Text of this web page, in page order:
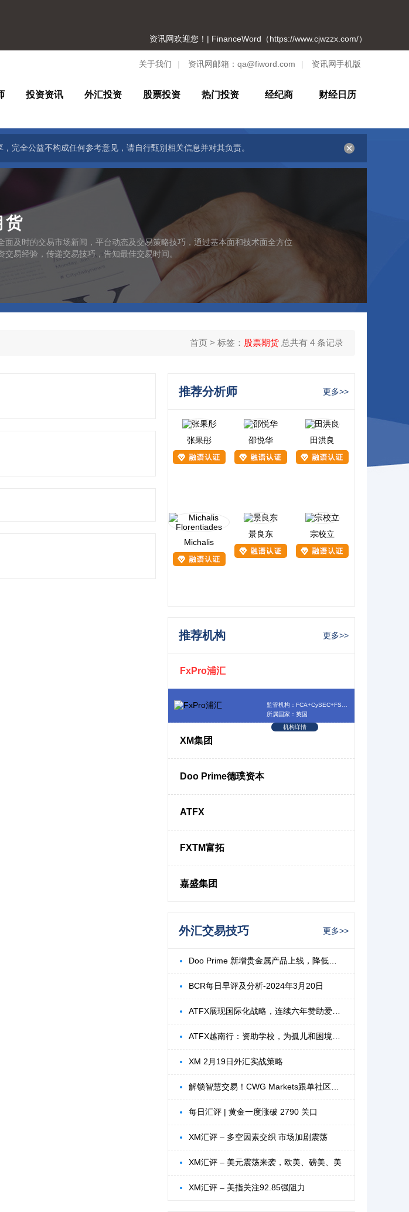
资讯网欢迎您！| FinanceWord（https://www.cjwzzx.com/）
关于我们 | 资讯网邮箱： qa@fiword.com | 资讯网手机版
投资资讯 外汇投资 股票投资 热门投资 经纪商 财经日历
完全公益不构成任何参考意见，请自行甄别相关信息并对其负责。
货
面及时的交易市场新闻，平台动态及交易策略技巧，通过基本面和技术面全方位
交易经验，传递交易技巧，告知最佳交易时间。
首页 > 标签： 股票期货 总共有 4 条记录
推荐分析师 更多>>
张果彤 邵悦华 田洪良
Michalis
景良东 宗校立
推荐机构 更多>>
FxPro浦汇
所属国家：英国
机构详情
XM集团
Doo Prime德璞资本
ATFX
FXTM富拓
嘉盛集团
外汇交易技巧 更多>>
BCR每日早评及分析-2024年3月20日
XM 2月19日外汇实战策略
每日汇评 | 黄金一度涨破 2790 关口
XM汇评 – 多空因素交织 市场加剧震荡
XM汇评 – 美元震荡来袭，欧美、磅美、美
XM汇评 – 美指关注92.85强阻力